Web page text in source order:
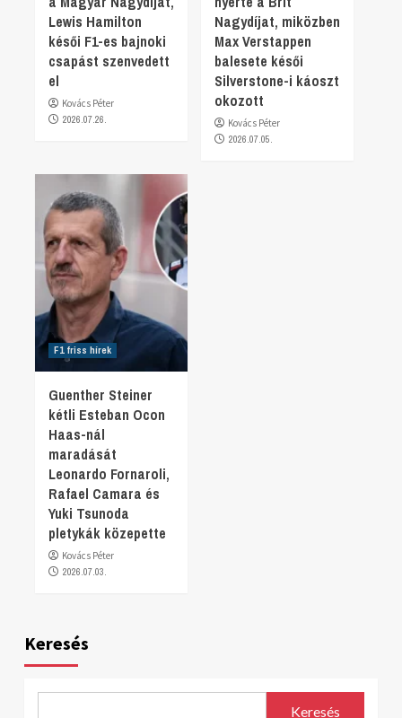
Lewis Hamilton
késői F1-es bajnoki
csapást szenvedett
el
Kovács Péter
2026.07.26.
Nagydíjat, miközben
Max Verstappen
balesete késői
Silverstone-i káoszt
okozott
Kovács Péter
2026.07.05.
F1 friss hírek
Guenther Steiner
kétli Esteban Ocon
Haas-nál
maradását
Leonardo Fornaroli,
Rafael Camara és
Yuki Tsunoda
pletykák közepette
Kovács Péter
2026.07.03.
Keresés
Keresés